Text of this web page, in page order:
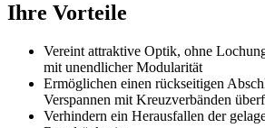
Ihre Vorteile
Vereint attraktive Optik, ohne
mit unendlicher Modularität
Ermöglichen einen rückseitigen
Verspannen mit Kreuzverbänden
Verhindern ein Herausfallen der